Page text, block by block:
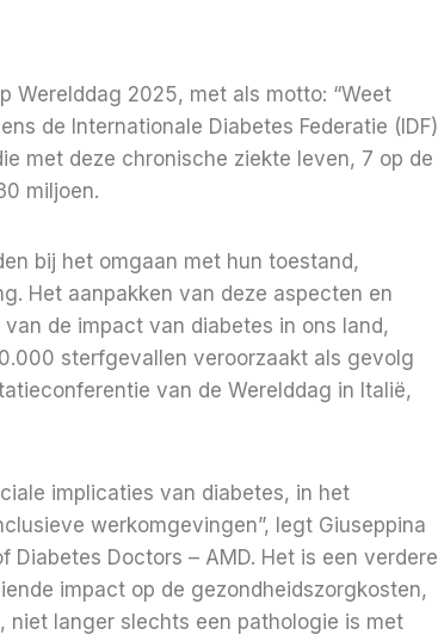
Werelddag 2025, met als motto: “Weet
de Internationale Diabetes Federatie (IDF)
met deze chronische ziekte leven, 7 op de
miljoen.
bij het omgaan met hun toestand,
Het aanpakken van deze aspecten en
de impact van diabetes in ons land,
sterfgevallen veroorzaakt als gevolg
van de Werelddag in Italië,
implicaties van diabetes, in het
werkomgevingen”, legt Giuseppina
Doctors – AMD. Het is een verdere
impact op de gezondheidszorgkosten,
langer slechts een pathologie is met